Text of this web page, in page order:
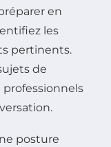
en
les
pertinents.
de
professionnels
posture